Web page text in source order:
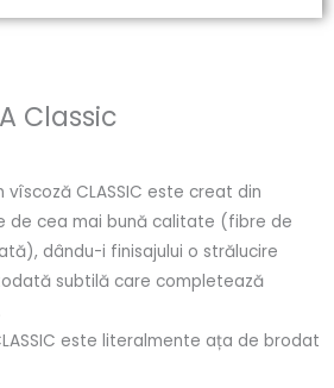
Classic
CLASSIC este creat din
de cea mai bună calitate (fibre de
dându-i finisajului o strălucire
subtilă care completează
este literalmente ața de brodat